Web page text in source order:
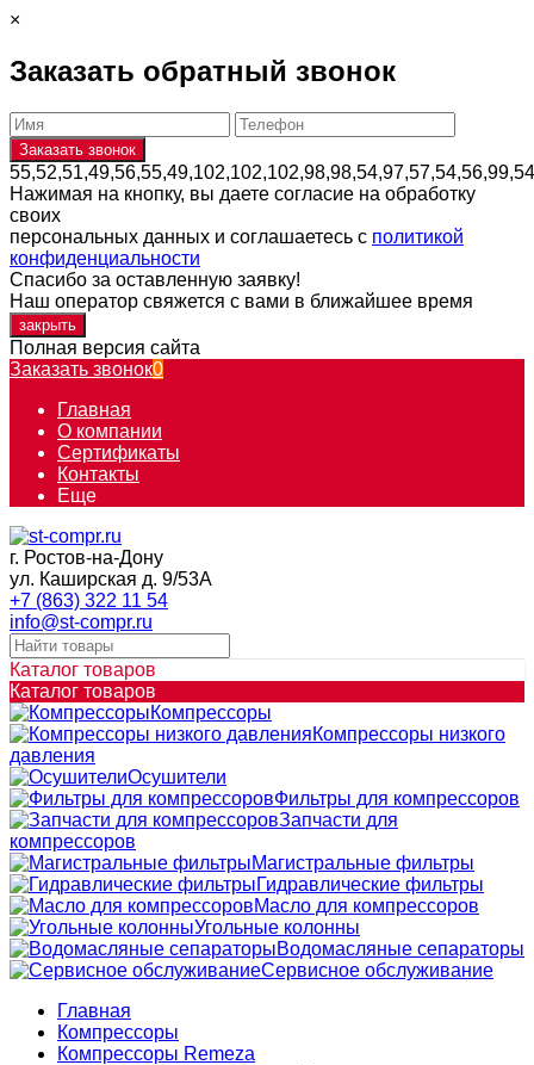
×
Заказать обратный звонок
Нажимая на кнопку, вы даете согласие на обработку
своих
персональных данных и соглашаетесь с политикой
конфиденциальности
Спасибо за оставленную заявку!
Наш оператор свяжется с вами в ближайшее время
закрыть
Полная версия сайта
Заказать звонок0
Главная
О компании
Сертификаты
Контакты
Еще
г. Ростов-на-Дону
ул. Каширская д. 9/53А
+7 (863) 322 11 54
info@st-compr.ru
Каталог товаров
Каталог товаров
Компрессоры
Компрессоры низкого
давления
Осушители
Фильтры для компрессоров
Запчасти для
компрессоров
Магистральные фильтры
Гидравлические фильтры
Масло для компрессоров
Угольные колонны
Водомасляные сепараторы
Сервисное обслуживание
Главная
Компрессоры
Компрессоры Remeza